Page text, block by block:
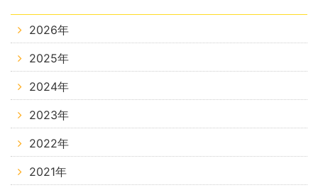
2026年
2025年
2024年
2023年
2022年
2021年